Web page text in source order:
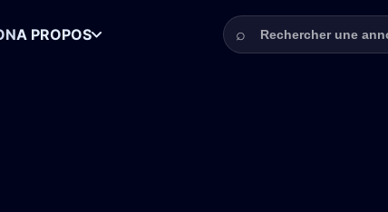
A PROPOS Rechercher une annonce
⌕